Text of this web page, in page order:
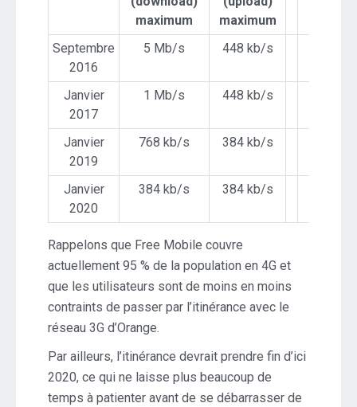
maximum
maximum
Septembre
2016
5 Mb/s 448 kb/s
Janvier
2017
1 Mb/s 448 kb/s
Janvier
2019
768 kb/s 384 kb/s
Janvier
2020
384 kb/s 384 kb/s
Rappelons que Free Mobile couvre
actuellement 95 % de la population en 4G et
que les utilisateurs sont de moins en moins
contraints de passer par l’itinérance avec le
réseau 3G d’Orange.
Par ailleurs, l’itinérance devrait prendre fin d’ici
2020, ce qui ne laisse plus beaucoup de
temps à patienter avant de se débarrasser de